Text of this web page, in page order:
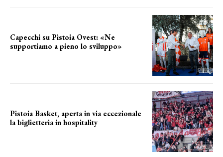
Capecchi su Pistoia Ovest: «Ne
supportiamo a pieno lo sviluppo»
Pistoia Basket, aperta in via eccezionale
la biglietteria in hospitality